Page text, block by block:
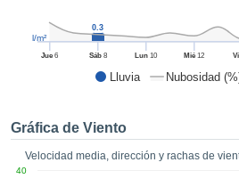
ya sean
nuestros
así como
un perfil
para
Lluvia Nubosidad
Jue 6 Sáb8 Lun 10 Mié 12
l/m²
0.3
Gráfica de Viento
Velocidad media, dirección y rachas de
40